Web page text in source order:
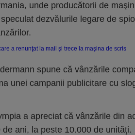
unde producătorii de
dezvălurile legare de
spune că vânzările
unei campanii publicitare cu
a apreciat că vânzările din
ani, la peste 10.000 de unităţi.